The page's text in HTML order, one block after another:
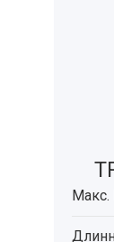
Макс.